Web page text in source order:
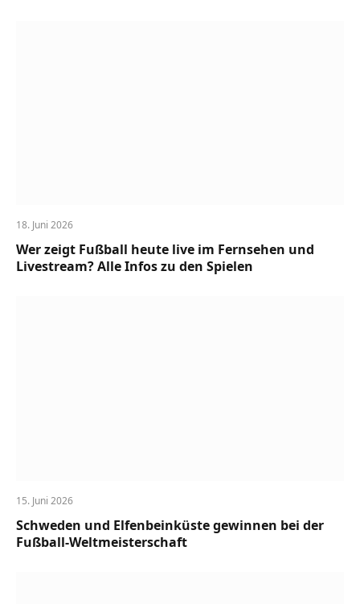
18. Juni 2026
Wer zeigt Fußball heute live im Fernsehen und
Livestream? Alle Infos zu den Spielen
15. Juni 2026
Schweden und Elfenbeinküste gewinnen bei der
Fußball-Weltmeisterschaft